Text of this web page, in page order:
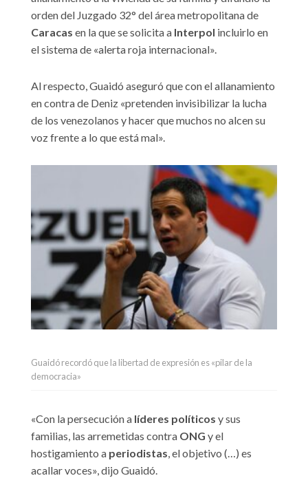
orden del Juzgado 32° del área metropolitana de
Caracas en la que se solicita a Interpol incluirlo en
el sistema de «alerta roja internacional».
Al respecto, Guaidó aseguró que con el allanamiento
en contra de Deniz «pretenden invisibilizar la lucha
de los venezolanos y hacer que muchos no alcen su
voz frente a lo que está mal».
Guaidó recordó que la libertad de expresión es «pilar de la
democracia»
«Con la persecución a líderes políticos y sus
familias, las arremetidas contra ONG y el
hostigamiento a periodistas, el objetivo (…) es
acallar voces», dijo Guaidó.